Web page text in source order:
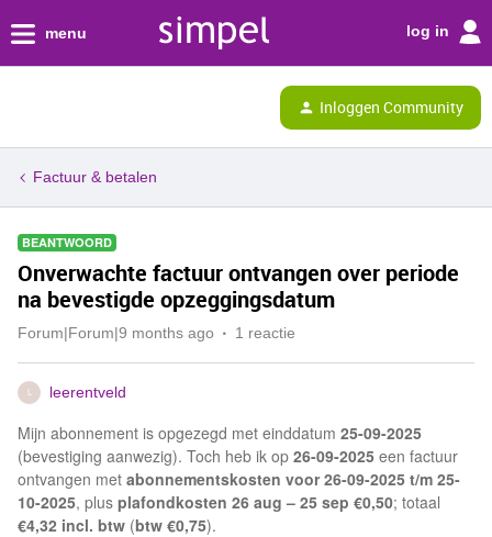
menu log in
Inloggen Community
Factuur & betalen
BEANTWOORD
Onverwachte factuur ontvangen over periode
na bevestigde opzeggingsdatum
Forum|Forum|9 months ago 1 reactie
leerentveld
Mijn abonnement is opgezegd met einddatum 25-09-2025
(bevestiging aanwezig). Toch heb ik op 26-09-2025 een factuur
ontvangen met abonnementskosten voor 26-09-2025 t/m 25-
10-2025, plus plafondkosten 26 aug – 25 sep €0,50; totaal
€4,32 incl. btw (btw €0,75).